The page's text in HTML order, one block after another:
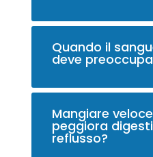
Quando il
deve
Mangiare
peggiora
reflusso?